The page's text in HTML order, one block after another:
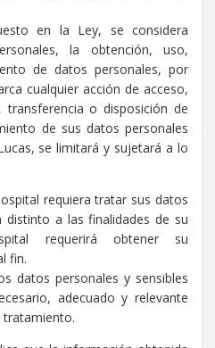
en la Ley, se considera
la obtención, uso,
de datos personales, por
cualquier acción de acceso,
transferencia o disposición de
de sus datos personales
se limitará y sujetará a lo
requiera tratar sus datos
distinto a las finalidades de su
requerirá obtener su
fin.
datos personales y sensibles
adecuado y relevante
tratamiento.